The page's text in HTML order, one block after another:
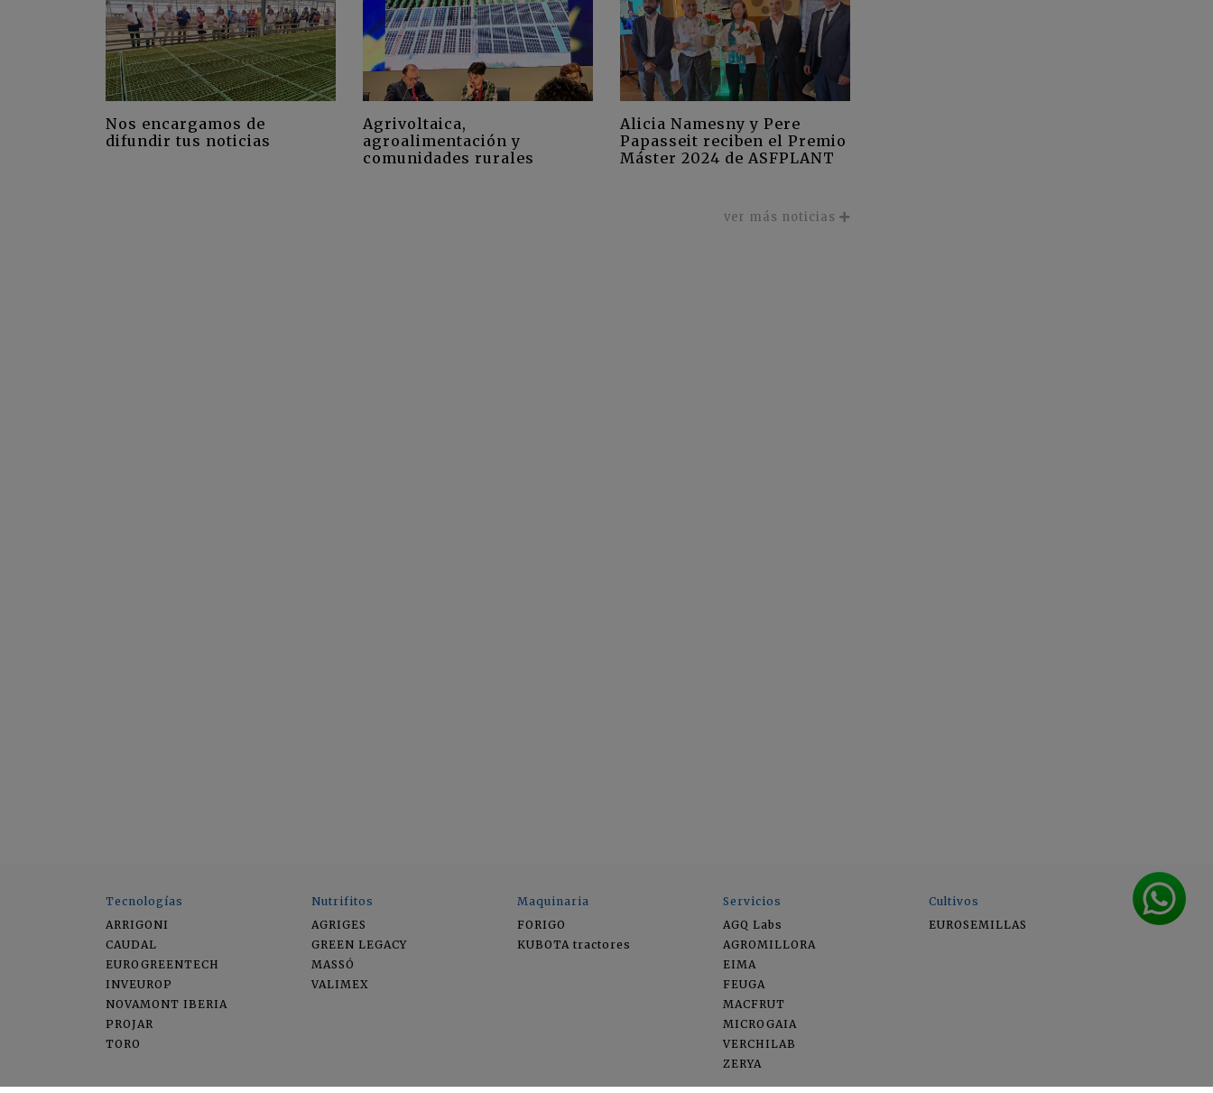
Nos encargamos de
difundir tus noticias
Agrivoltaica,
agroalimentación y
comunidades rurales
Alicia Namesny y Pere
Papasseit reciben el Premio
Máster 2024 de ASFPLANT
ver más noticias
Tecnologías
ARRIGONI
CAUDAL
EUROGREENTECH
INVEUROP
NOVAMONT IBERIA
PROJAR
TORO
Nutrifitos
AGRIGES
GREEN LEGACY
MASSÓ
VALIMEX
Maquinaria
FORIGO
KUBOTA tractores
Servicios
AGQ Labs
AGROMILLORA
EIMA
FEUGA
MACFRUT
MICROGAIA
VERCHILAB
ZERYA
Cultivos
EUROSEMILLAS